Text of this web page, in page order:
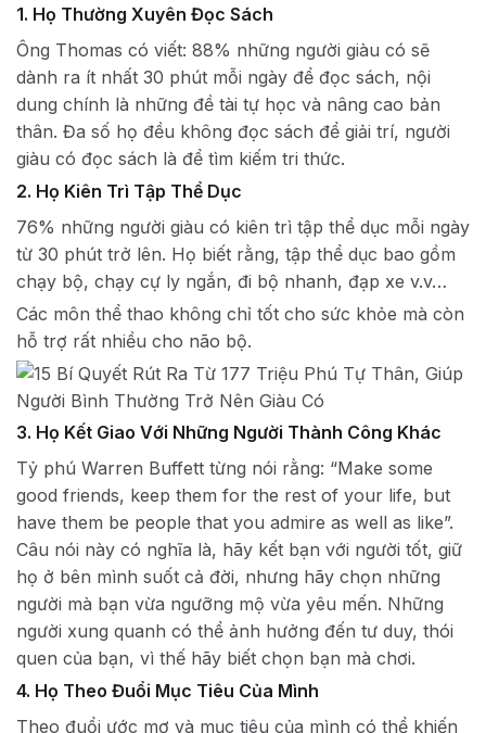
1. Họ Thường Xuyên Đọc Sách
Ông Thomas có viết: 88% những người giàu có sẽ
dành ra ít nhất 30 phút mỗi ngày để đọc sách, nội
dung chính là những đề tài tự học và nâng cao bản
thân. Đa số họ đều không đọc sách để giải trí, người
giàu có đọc sách là để tìm kiếm tri thức.
2. Họ Kiên Trì Tập Thể Dục
76% những người giàu có kiên trì tập thể dục mỗi ngày
từ 30 phút trở lên. Họ biết rằng, tập thể dục bao gồm
chạy bộ, chạy cự ly ngắn, đi bộ nhanh, đạp xe v.v…
Các môn thể thao không chỉ tốt cho sức khỏe mà còn
hỗ trợ rất nhiều cho não bộ.
3. Họ Kết Giao Với Những Người Thành Công Khác
Tỷ phú Warren Buffett từng nói rằng: “Make some
good friends, keep them for the rest of your life, but
have them be people that you admire as well as like”.
Câu nói này có nghĩa là, hãy kết bạn với người tốt, giữ
họ ở bên mình suốt cả đời, nhưng hãy chọn những
người mà bạn vừa ngưỡng mộ vừa yêu mến. Những
người xung quanh có thể ảnh hưởng đến tư duy, thói
quen của bạn, vì thế hãy biết chọn bạn mà chơi.
4. Họ Theo Đuổi Mục Tiêu Của Mình
Theo đuổi ước mơ và mục tiêu của mình có thể khiến